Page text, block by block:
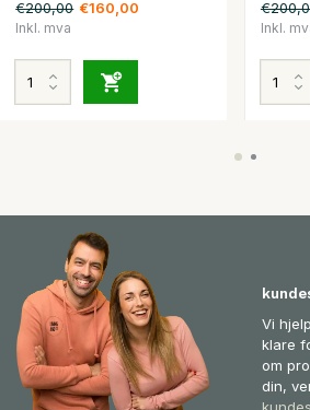
€200,00 €160,00
Inkl. mva Inkl.
Vi
klare
om
din,